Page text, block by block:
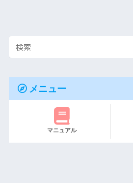
メニュー
マニュアル